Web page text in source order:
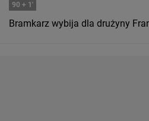
90 + 1'
Bramkarz wybija dla drużyny